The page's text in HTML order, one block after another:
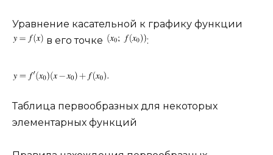
Уравнение касательной к графику функции
в его точке
:
Таблица первообразных для некоторых
элементарных функций